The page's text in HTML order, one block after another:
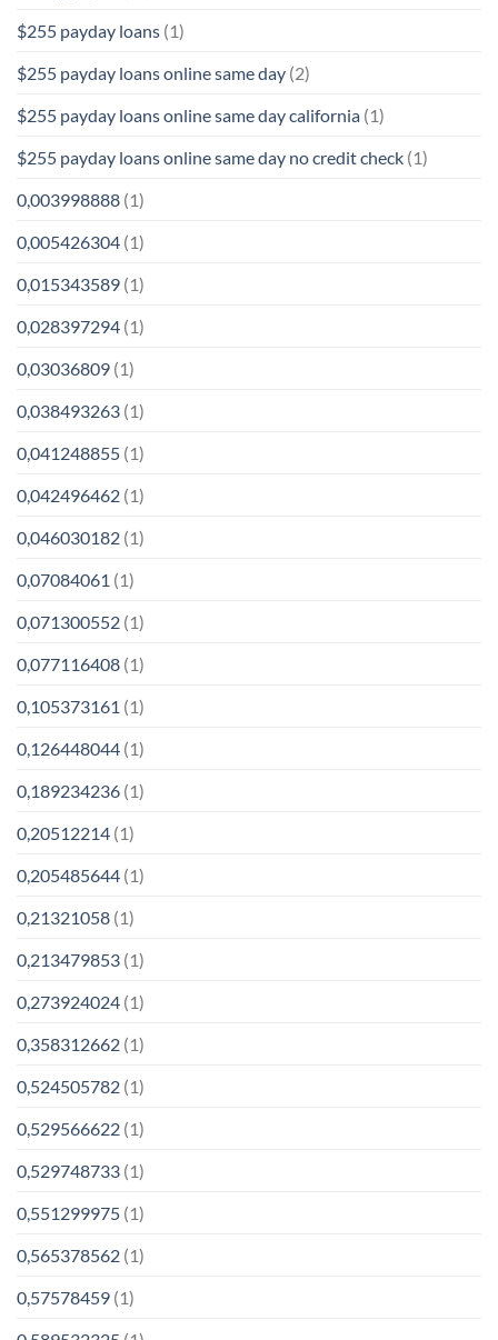
$255 payday loans (1)
$255 payday loans online same day (2)
$255 payday loans online same day california (1)
$255 payday loans online same day no credit check (1)
0,003998888 (1)
0,005426304 (1)
0,015343589 (1)
0,028397294 (1)
0,03036809 (1)
0,038493263 (1)
0,041248855 (1)
0,042496462 (1)
0,046030182 (1)
0,07084061 (1)
0,071300552 (1)
0,077116408 (1)
0,105373161 (1)
0,126448044 (1)
0,189234236 (1)
0,20512214 (1)
0,205485644 (1)
0,21321058 (1)
0,213479853 (1)
0,273924024 (1)
0,358312662 (1)
0,524505782 (1)
0,529566622 (1)
0,529748733 (1)
0,551299975 (1)
0,565378562 (1)
0,57578459 (1)